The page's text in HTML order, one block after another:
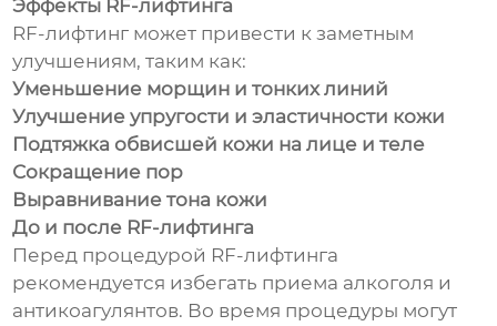
Эффекты RF-лифтинга
RF-лифтинг может привести к заметным
улучшениям, таким как:
Уменьшение морщин и тонких линий
Улучшение упругости и эластичности кожи
Подтяжка обвисшей кожи на лице и теле
Сокращение пор
Выравнивание тона кожи
До и после RF-лифтинга
Перед процедурой RF-лифтинга
рекомендуется избегать приема алкоголя и
антикоагулянтов. Во время процедуры могут